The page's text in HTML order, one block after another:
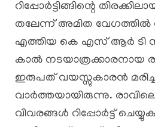
റിപ്പോർട്ടിങ്ങിന്റെ
തലേന്ന് അമിത
എത്തിയ കെ എസ് ആർ ടി
കാൽ നടയാത്രക്കാരനായ
ഇരുപത് വയസ്സുകാരൻ
വാർത്തയായിരുന്നു.
വിവരങ്ങൾ റിപ്പോർട്ട്‌